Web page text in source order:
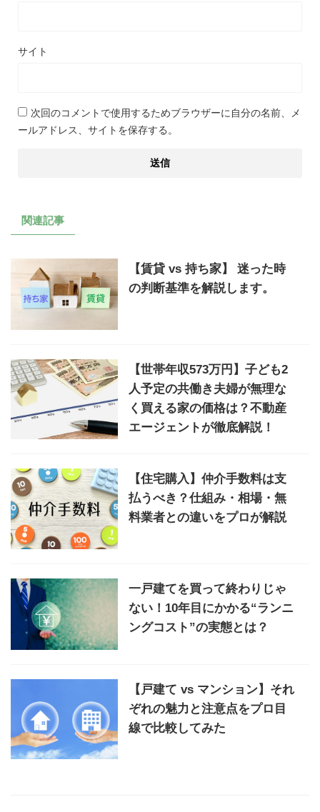
サイト
次回のコメントで使用するためブラウザーに自分の名前、メ
ールアドレス、サイトを保存する。
関連記事
【賃貸 vs 持ち家】 迷った時
の判断基準を解説します。
【世帯年収573万円】子ども2
人予定の共働き夫婦が無理な
く買える家の価格は？不動産
エージェントが徹底解説！
【住宅購入】仲介手数料は支
払うべき？仕組み・相場・無
料業者との違いをプロが解説
一戸建てを買って終わりじゃ
ない！10年目にかかる“ランニ
ングコスト”の実態とは？
【戸建て vs マンション】それ
ぞれの魅力と注意点をプロ目
線で比較してみた